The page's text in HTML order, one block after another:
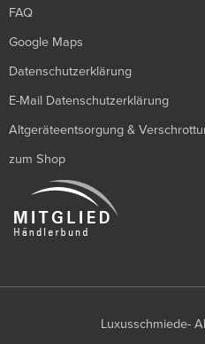
FAQ
Google Maps
Datenschutzerklärung
E-Mail Datenschutzerklärung
Altgeräteentsorgung &
zum Shop
Luxusschmiede-